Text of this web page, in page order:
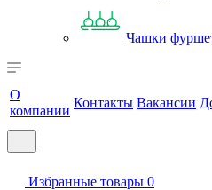
Чашки
О
компании
Контакты Вакансии
Избранные товары 0